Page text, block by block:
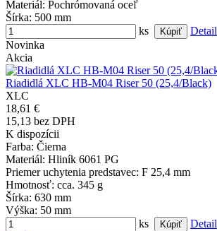
Materiál: Pochrómovaná oceľ
Šírka: 500 mm
ks
Detail
Novinka
Akcia
Riadidlá XLC HB-M04 Riser 50 (25,4/Black)
XLC
18,61 €
15,13 bez DPH
K dispozícii
Farba: Čierna
Materiál: Hliník 6061 PG
Priemer uchytenia predstavec: F 25,4 mm
Hmotnosť: cca. 345 g
Šírka: 630 mm
Výška: 50 mm
ks
Detail